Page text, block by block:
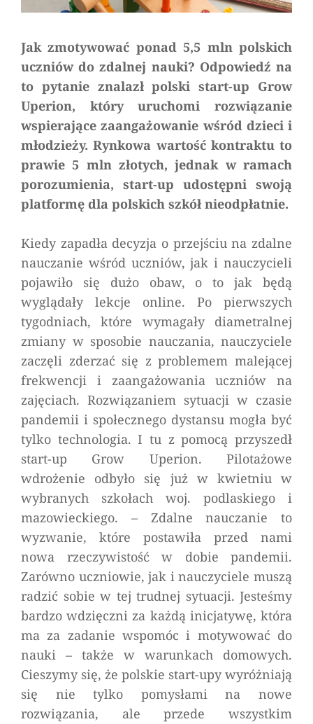
Jak zmotywować ponad 5,5 mln polskich
uczniów do zdalnej nauki? Odpowiedź na
to pytanie znalazł polski start-up Grow
Uperion, który uruchomi rozwiązanie
wspierające zaangażowanie wśród dzieci i
młodzieży. Rynkowa wartość kontraktu to
prawie 5 mln złotych, jednak w ramach
porozumienia, start-up udostępni swoją
platformę dla polskich szkół nieodpłatnie.
Kiedy zapadła decyzja o przejściu na zdalne
nauczanie wśród uczniów, jak i nauczycieli
pojawiło się dużo obaw, o to jak będą
wyglądały lekcje online. Po pierwszych
tygodniach, które wymagały diametralnej
zmiany w sposobie nauczania, nauczyciele
zaczęli zderzać się z problemem malejącej
frekwencji i zaangażowania uczniów na
zajęciach. Rozwiązaniem sytuacji w czasie
pandemii i społecznego dystansu mogła być
tylko technologia. I tu z pomocą przyszedł
start-up Grow Uperion. Pilotażowe
wdrożenie odbyło się już w kwietniu w
wybranych szkołach woj. podlaskiego i
mazowieckiego. – Zdalne nauczanie to
wyzwanie, które postawiła przed nami
nowa rzeczywistość w dobie pandemii.
Zarówno uczniowie, jak i nauczyciele muszą
radzić sobie w tej trudnej sytuacji. Jesteśmy
bardzo wdzięczni za każdą inicjatywę, która
ma za zadanie wspomóc i motywować do
nauki – także w warunkach domowych.
Cieszymy się, że polskie start-upy wyróżniają
się nie tylko pomysłami na nowe
rozwiązania, ale przede wszystkim